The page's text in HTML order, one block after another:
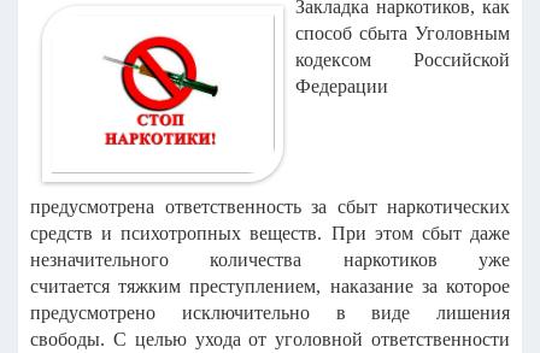
Закладка наркотиков, как
способ сбыта Уголовным
кодексом Российской
Федерации
предусмотрена ответственность за сбыт наркотических
средств и психотропных веществ. При этом сбыт даже
незначительного количества наркотиков уже
считаетсятяжким преступлением, наказание за которое
предусмотрено исключительно в виде лишения
свободы. С целью ухода от уголовной ответственности